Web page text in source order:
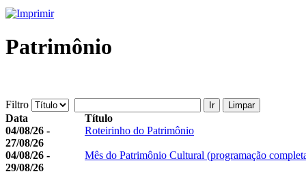
Patrimônio
Filtro Ir Limpar
Data
Título
04/08/26 -
27/08/26
Roteirinho do Patrimônio
04/08/26 -
29/08/26
Mês do Patrimônio Cultural (programação